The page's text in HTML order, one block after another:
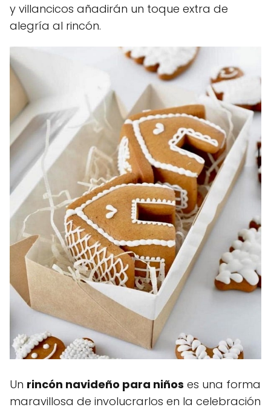
y villancicos añadirán un toque extra de
alegría al rincón.
Un rincón navideño para niños es una forma
maravillosa de involucrarlos en la celebración